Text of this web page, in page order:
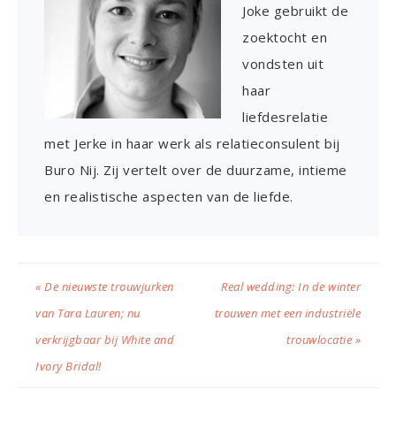
Joke gebruikt de
zoektocht en
vondsten uit
haar
liefdesrelatie
met Jerke in haar werk als relatieconsulent bij
Buro Nij. Zij vertelt over de duurzame, intieme
en realistische aspecten van de liefde.
« De nieuwste trouwjurken
van Tara Lauren; nu
verkrijgbaar bij White and
Ivory Bridal!
Real wedding: In de winter
trouwen met een industriële
trouwlocatie »